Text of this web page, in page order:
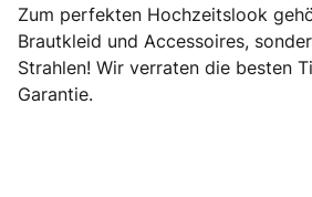
Zum perfekten Hochzeitslook
Brautkleid und Accessoires,
Strahlen! Wir verraten die besten
Garantie.